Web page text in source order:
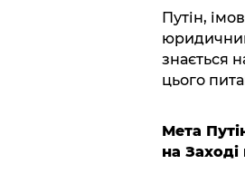
Путін,
знається
цього
Мета
на